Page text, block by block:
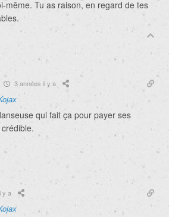
même. Tu as raison, en regard de tes
3 années il y a
qui fait ça pour payer ses
y a